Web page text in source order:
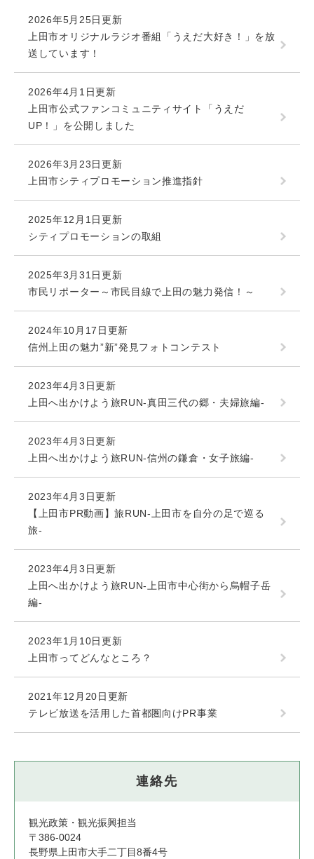
2026年5月25日更新
上田市オリジナルラジオ番組「うえだ大好き！」を放
送しています！
2026年4月1日更新
上田市公式ファンコミュニティサイト「うえだ
UP！」を公開しました
2026年3月23日更新
上田市シティプロモーション推進指針
2025年12月1日更新
シティプロモーションの取組
2025年3月31日更新
市民リポーター～市民目線で上田の魅力発信！～
2024年10月17日更新
信州上田の魅力”新”発見フォトコンテスト
2023年4月3日更新
上田へ出かけよう旅RUN-真田三代の郷・夫婦旅編-
2023年4月3日更新
上田へ出かけよう旅RUN-信州の鎌倉・女子旅編-
2023年4月3日更新
【上田市PR動画】旅RUN-上田市を自分の足で巡る
旅-
2023年4月3日更新
上田へ出かけよう旅RUN-上田市中心街から烏帽子岳
編-
2023年1月10日更新
上田市ってどんなところ？
2021年12月20日更新
テレビ放送を活用した首都圏向けPR事業
連絡先
観光政策・観光振興担当
〒386-0024
長野県上田市大手二丁目8番4号